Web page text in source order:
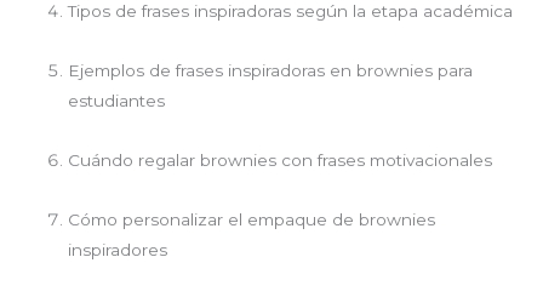
Tipos de frases inspiradoras según la etapa académica
Ejemplos de frases inspiradoras en brownies para
estudiantes
Cuándo regalar brownies con frases motivacionales
Cómo personalizar el empaque de brownies
inspiradores